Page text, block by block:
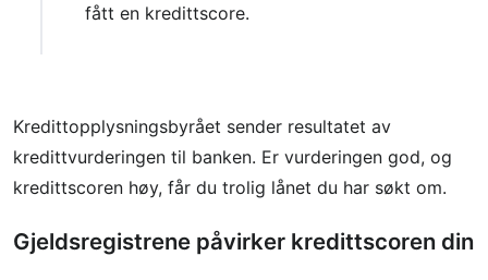
fått en kredittscore.
Kredittopplysningsbyrået sender resultatet av
kredittvurderingen til banken. Er vurderingen god, og
kredittscoren høy, får du trolig lånet du har søkt om.
Gjeldsregistrene påvirker kredittscoren din